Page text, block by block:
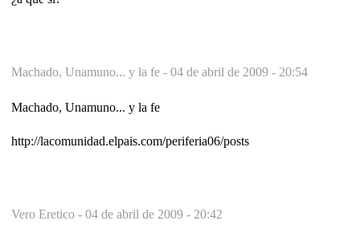
Machado, Unamuno... y la fe - 04 de abril de 2009 - 20:54
Machado, Unamuno... y la fe
http://lacomunidad.elpais.com/periferia06/posts
Vero Eretico - 04 de abril de 2009 - 20:42